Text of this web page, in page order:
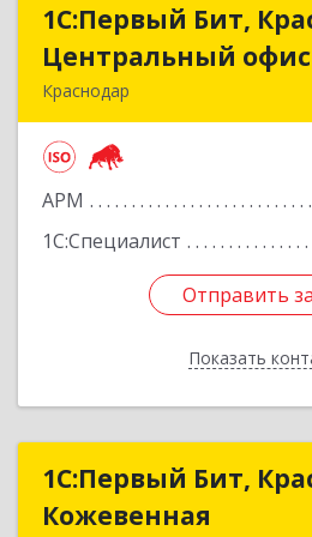
1С:Первый Бит,
Центральный офис
Краснодар
АРМ
1С:Специалист
Отправить
Показать
1С:Первый
Монтажников ул,
Отправить
Назад
1С:Первый Бит,
Кожевенная
1С:Первый Бит,